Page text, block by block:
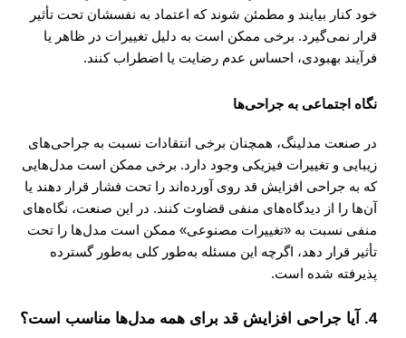
خود کنار بیایند و مطمئن شوند که اعتماد به نفسشان تحت تأثیر
قرار نمی‌گیرد. برخی ممکن است به دلیل تغییرات در ظاهر یا
فرآیند بهبودی، احساس عدم رضایت یا اضطراب کنند.
نگاه اجتماعی به جراحی‌ها
در صنعت مدلینگ، همچنان برخی انتقادات نسبت به جراحی‌های
زیبایی و تغییرات فیزیکی وجود دارد. برخی ممکن است مدل‌هایی
که به جراحی افزایش قد روی آورده‌اند را تحت فشار قرار دهند یا
آن‌ها را از دیدگاه‌های منفی قضاوت کنند. در این صنعت، نگاه‌های
منفی نسبت به «تغییرات مصنوعی» ممکن است مدل‌ها را تحت
تأثیر قرار دهد، اگرچه این مسئله به‌طور کلی به‌طور گسترده
پذیرفته شده است.
4. آیا جراحی افزایش قد برای همه مدل‌ها مناسب است؟